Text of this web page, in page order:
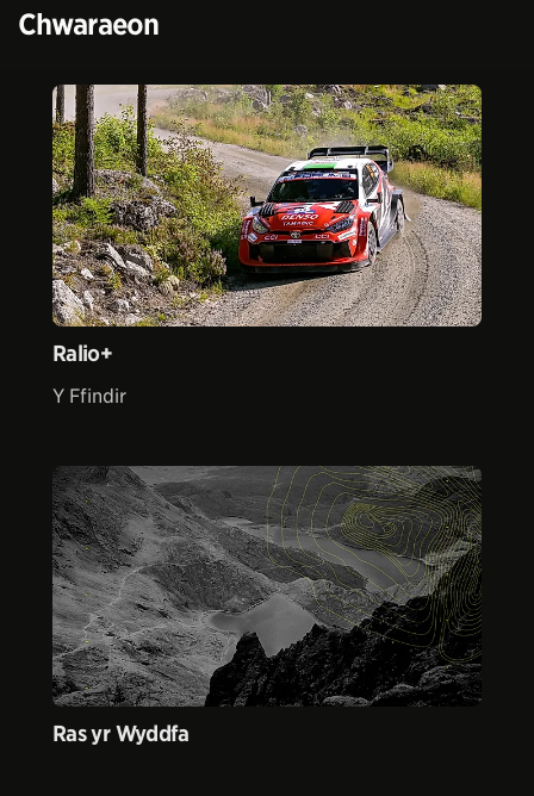
Chwaraeon
Ralio+
Y Ffindir
Ras yr Wyddfa